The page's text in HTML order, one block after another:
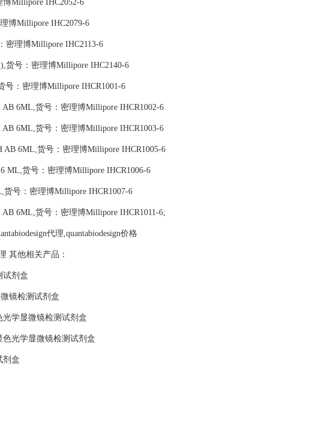
Millipore IHC2052-6
博Millipore IHC2079-6
密理博Millipore IHC2113-6
货号：密理博Millipore IHC2140-6
号：密理博Millipore IHCR1001-6
AB 6ML,货号：密理博Millipore IHCR1002-6
6ML,货号：密理博Millipore IHCR1003-6
AB 6ML,货号：密理博Millipore IHCR1005-6
ML,货号：密理博Millipore IHCR1006-6
货号：密理博Millipore IHCR1007-6
6ML,货号：密理博Millipore IHCR1011-6;
代理,quantabiodesign价格
其他相关产品：
试剂盒
镜检测试剂盒
光学显微镜检测试剂盒
色光学显微镜检测试剂盒
剂盒